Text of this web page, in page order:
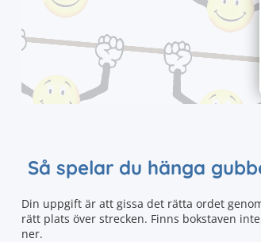
Så spelar du hänga
Din uppgift är att gissa det rätta ordet
rätt plats över strecken. Finns bokstaven
ner.